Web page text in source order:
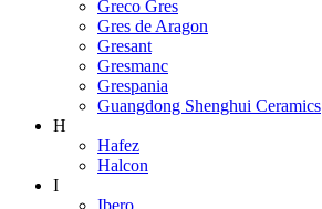
Greco Gres
Gres de Aragon
Gresant
Gresmanc
Grespania
Guangdong Shenghui Ceramics
H
Hafez
Halcon
I
Ibero